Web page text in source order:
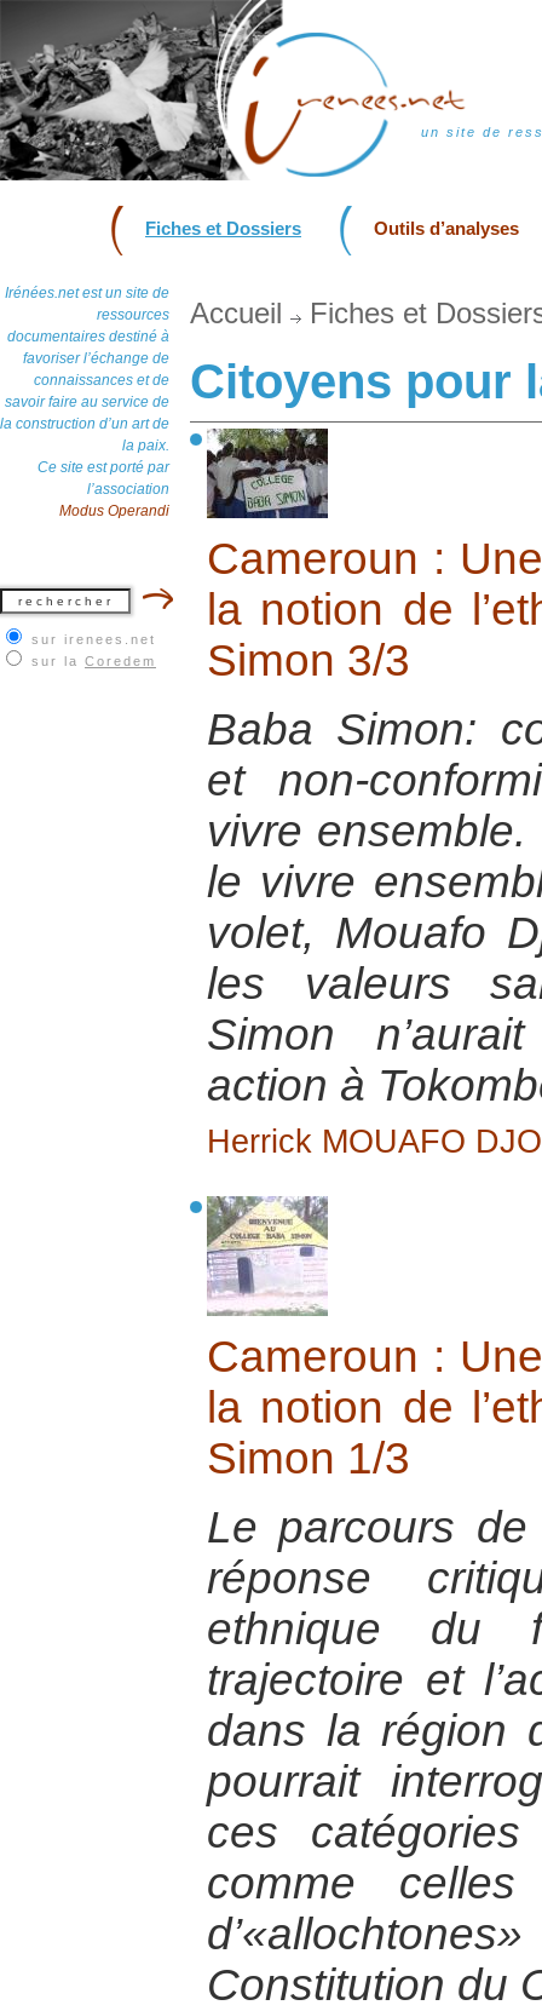
un site de
Fiches et Dossiers Outils d’analyses
Irénées.net est un site de
ressources
documentaires destiné à
favoriser l’échange de
connaissances et de
savoir faire au service de
la construction d’un art de
la paix.
Ce site est porté par
l’association
Modus Operandi
sur irenees.net
sur la Coredem
Accueil Fiches et
Citoyens pour
Cameroun :
la notion de
Simon 3/3
Baba Simon:
et non-
vivre
le vivre
volet, Mouafo
les valeurs
Simon
action à
Herrick MOUAFO
Cameroun :
la notion de
Simon 1/3
Le parcours
réponse
ethnique du
trajectoire et
dans la région
pourrait
ces
comme celles
Constitution du